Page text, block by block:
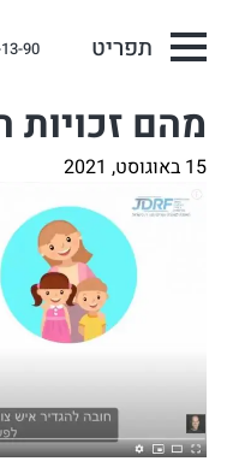
תפריט 90
מהם זכויות
15 באוגוסט, 2021